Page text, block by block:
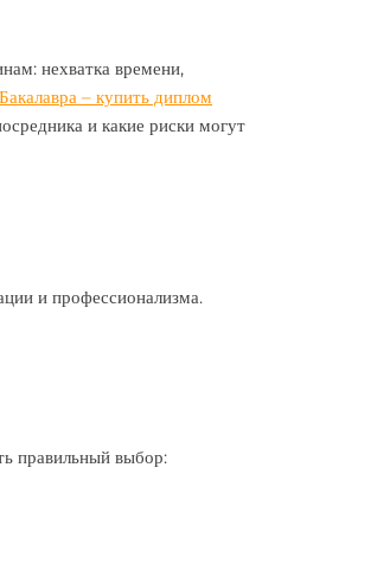
нехватка времени,
– купить диплом
и какие риски могут
и профессионализма.
правильный выбор: